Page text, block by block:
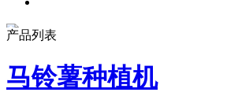
产品列表
马铃薯种植机